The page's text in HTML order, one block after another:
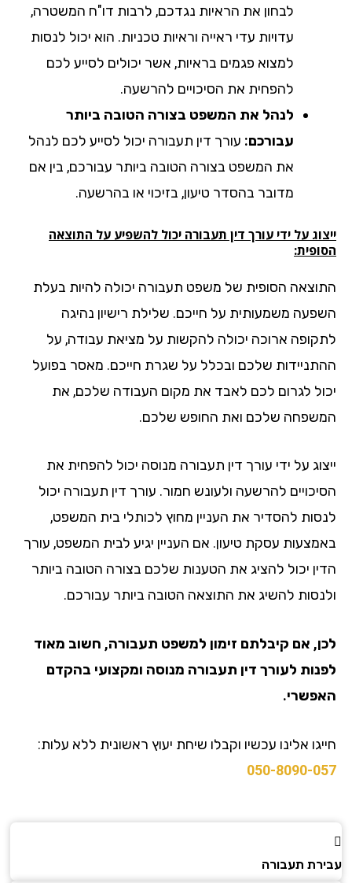
לבחון את הראיות נגדכם, לרבות דו"ח המשטרה,
עדויות עדי ראייה וראיות טכניות. הוא יכול לנסות
למצוא פגמים בראיות, אשר יכולים לסייע לכם
להפחית את הסיכויים להרשעה.
לנהל את המשפט בצורה הטובה ביותר
עבורכם:עורך דין תעבורה יכול לסייע לכם לנהל
את המשפט בצורה הטובה ביותר עבורכם, בין אם
מדובר בהסדר טיעון, בזיכוי או בהרשעה.
על ידי עורך דין תעבורה יכול להשפיע על התוצאה
הסופית של משפט תעבורה יכולה להיות בעלת
משמעותית על חייכם. שלילת רישיון נהיגה
ארוכה יכולה להקשות על מציאת עבודה, על
שלכם ובכלל על שגרת חייכם. מאסר בפועל
לגרום לכם לאבד את מקום העבודה שלכם, את
שלכם ואת החופש שלכם.
על ידי עורך דין תעבורה מנוסה יכול להפחית את
להרשעה ולעונש חמור. עורך דין תעבורה יכול
להסדיר את העניין מחוץ לכותלי בית המשפט,
עסקת טיעון. אם העניין יגיע לבית המשפט, עורך
יכול להציג את הטענות שלכם בצורה הטובה ביותר
להשיג את התוצאה הטובה ביותר עבורכם.
אם קיבלתם זימון למשפט תעבורה, חשוב מאוד
לעורך דין תעבורה מנוסה ומקצועי בהקדם
אלינו עכשיו וקבלו שיחת יעוץ ראשונית ללא עלות:
050-8090-
תעבורה